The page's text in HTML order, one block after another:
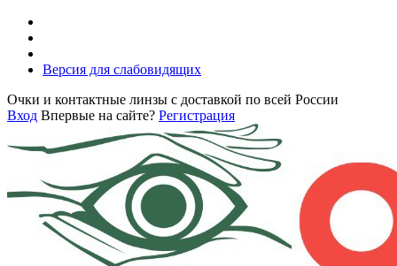
Версия для слабовидящих
Очки и контактные линзы с доставкой по всей России
Вход Впервые на сайте? Регистрация